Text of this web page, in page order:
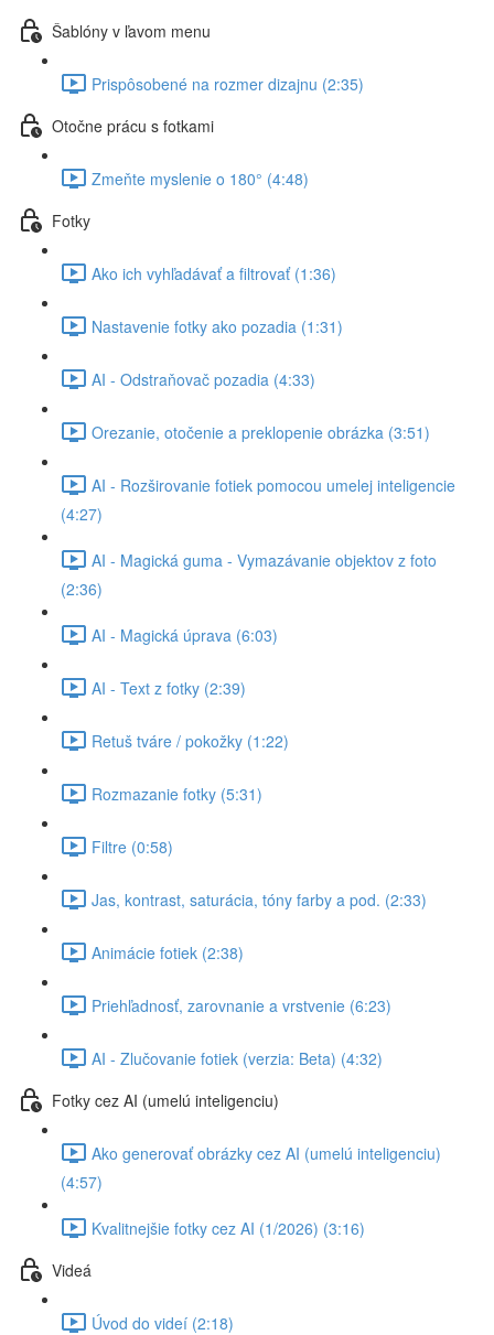
Šablóny v ľavom menu
Prispôsobené na rozmer dizajnu (2:35)
Otočne prácu s fotkami
Zmeňte myslenie o 180° (4:48)
Fotky
Ako ich vyhľadávať a filtrovať (1:36)
Nastavenie fotky ako pozadia (1:31)
AI - Odstraňovač pozadia (4:33)
Orezanie, otočenie a preklopenie obrázka (3:51)
AI - Rozširovanie fotiek pomocou umelej inteligencie
(4:27)
AI - Magická guma - Vymazávanie objektov z foto
(2:36)
AI - Magická úprava (6:03)
AI - Text z fotky (2:39)
Retuš tváre / pokožky (1:22)
Rozmazanie fotky (5:31)
Filtre (0:58)
Jas, kontrast, saturácia, tóny farby a pod. (2:33)
Animácie fotiek (2:38)
Priehľadnosť, zarovnanie a vrstvenie (6:23)
AI - Zlučovanie fotiek (verzia: Beta) (4:32)
Fotky cez AI (umelú inteligenciu)
Ako generovať obrázky cez AI (umelú inteligenciu)
(4:57)
Kvalitnejšie fotky cez AI (1/2026) (3:16)
Videá
Úvod do videí (2:18)